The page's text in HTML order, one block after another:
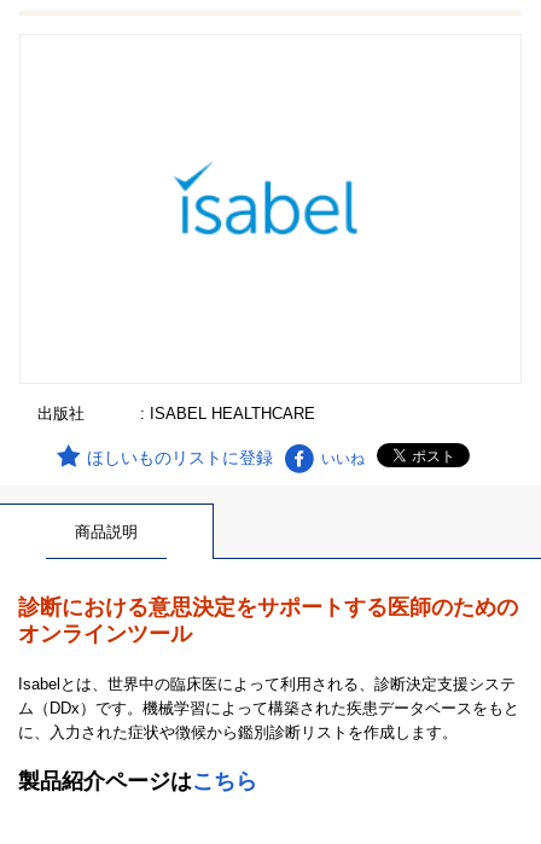
出版社 : ISABEL HEALTHCARE
ほしいものリストに登録 いいね
商品説明
診断における意思決定をサポートする医師のための
オンラインツール
Isabelとは、世界中の臨床医によって利用される、診断決定支援システ
ム（DDx）です。機械学習によって構築された疾患データベースをもと
に、入力された症状や徴候から鑑別診断リストを作成します。
製品紹介ページはこちら